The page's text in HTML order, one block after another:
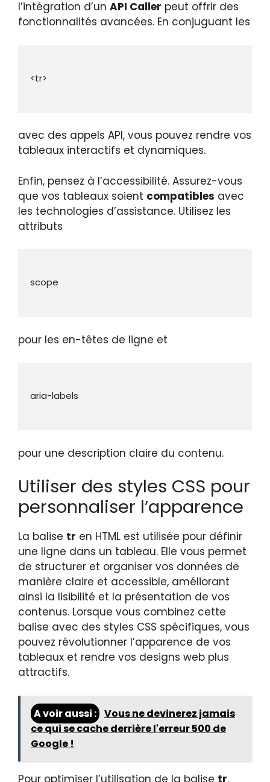
l’intégration d’un API Caller peut offrir des
fonctionnalités avancées. En conjuguant les
avec des appels API, vous pouvez rendre vos
tableaux interactifs et dynamiques.
Enfin, pensez à l’accessibilité. Assurez-vous
que vos tableaux soient compatibles avec
les technologies d’assistance. Utilisez les
attributs
pour les en-têtes de ligne et
pour une description claire du contenu.
Utiliser des styles CSS pour
personnaliser l’apparence
La balise tr en HTML est utilisée pour définir
une ligne dans un tableau. Elle vous permet
de structurer et organiser vos données de
manière claire et accessible, améliorant
ainsi la lisibilité et la présentation de vos
contenus. Lorsque vous combinez cette
balise avec des styles CSS spécifiques, vous
pouvez révolutionner l’apparence de vos
tableaux et rendre vos designs web plus
attractifs.
A voir aussi : Vous ne devinerez jamais
ce qui se cache derrière l'erreur 500 de
Google !
Pour optimiser l’utilisation de la balise tr,